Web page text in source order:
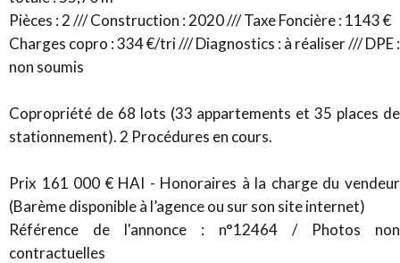
Pièces : 2 /// Construction : 2020 /// Taxe Foncière : 1143 €
Charges copro : 334 €/tri /// Diagnostics : à réaliser /// DPE :
non soumis
Copropriété de 68 lots (33 appartements et 35 places de
stationnement). 2 Procédures en cours.
Prix 161 000 € HAI - Honoraires à la charge du vendeur
(Barème disponible à l’agence ou sur son site internet)
Référence de l'annonce : n°12464 / Photos non
contractuelles